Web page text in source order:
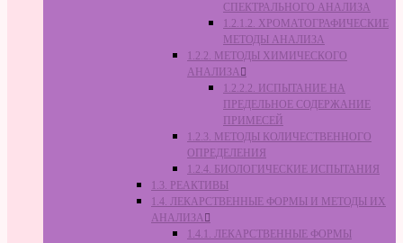
СПЕКТРАЛЬНОГО АНАЛИЗА
1.2.1.2. ХРОМАТОГРАФИЧЕСКИЕ
МЕТОДЫ АНАЛИЗА
1.2.2. МЕТОДЫ ХИМИЧЕСКОГО
АНАЛИЗА
1.2.2.2. ИСПЫТАНИЕ НА
ПРЕДЕЛЬНОЕ СОДЕРЖАНИЕ
ПРИМЕСЕЙ
1.2.3. МЕТОДЫ КОЛИЧЕСТВЕННОГО
ОПРЕДЕЛЕНИЯ
1.2.4. БИОЛОГИЧЕСКИЕ ИСПЫТАНИЯ
1.3. РЕАКТИВЫ
1.4. ЛЕКАРСТВЕННЫЕ ФОРМЫ И МЕТОДЫ ИХ
АНАЛИЗА
1.4.1. ЛЕКАРСТВЕННЫЕ ФОРМЫ